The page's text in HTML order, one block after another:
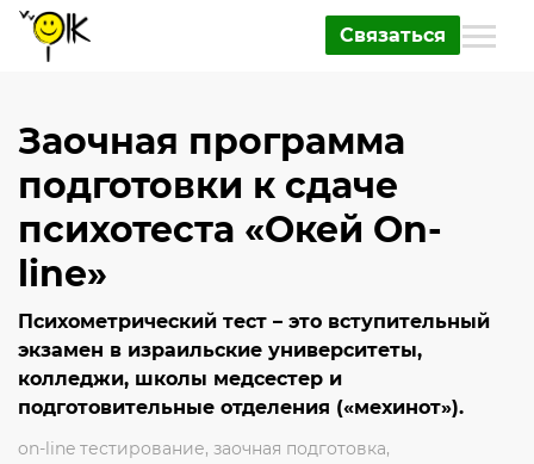
Связаться
Заочная программа
подготовки к сдаче
психотеста «Окей On-
line»
Психометрический тест – это вступительный
экзамен в израильские университеты,
колледжи, школы медсестер и
подготовительные отделения («мехинот»).
on-line тестирование, заочная подготовка,